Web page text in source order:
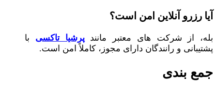
آیا رزرو آنلاین امن است؟
بله، از شرکت‌ های معتبر مانندپرشیا تاکسی با
پشتیبانی و رانندگان دارای مجوز، کاملاً امن است.
جمع‌ بندی